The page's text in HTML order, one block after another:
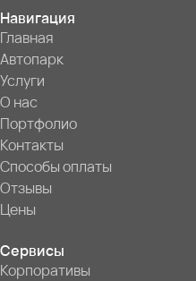
Навигация
Главная
Автопарк
Услуги
О нас
Портфолио
Контакты
Способы оплаты
Отзывы
Цены
Сервисы
Корпоративы